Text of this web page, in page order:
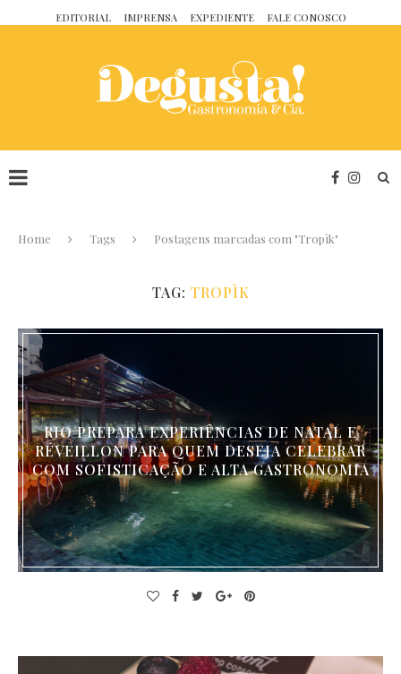
EDITORIAL IMPRENSA EXPEDIENTE FALE CONOSCO
Home Tags Postagens marcadas com "Tropìk"
TAG: TROPÌK
RIO PREPARA EXPERIÊNCIAS DE NATAL E
RÉVEILLON PARA QUEM DESEJA CELEBRAR
COM SOFISTICAÇÃO E ALTA GASTRONOMIA